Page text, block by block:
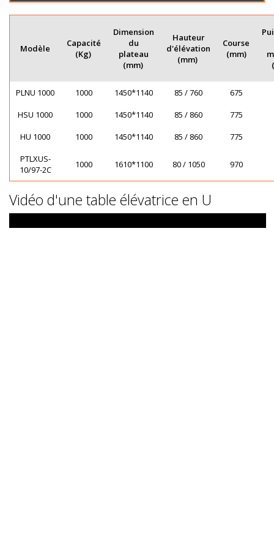
Modèle
Capacité
(Kg)
Dimension
du
plateau
(mm)
Hauteur
d'élévation
(mm)
Course
(mm)
PLNU 1000 1000 1450*1140 85 / 760 675
HSU 1000
1000 1450*1140 85 / 860 775
HU 1000
1000 1450*1140 85 / 860
775
PTLXUS-
10/97-2C
1000 1610*1100 80 / 1050 970
Vidéo d'une table élévatrice en U